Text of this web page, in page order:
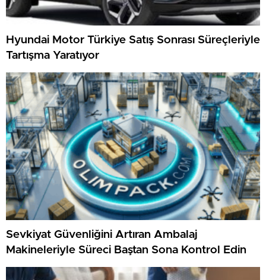
Hyundai Motor Türkiye Satış Sonrası Süreçleriyle
Tartışma Yaratıyor
Sevkiyat Güvenliğini Artıran Ambalaj
Makineleriyle Süreci Baştan Sona Kontrol Edin